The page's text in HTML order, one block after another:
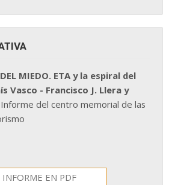
DEL MIEDO. ETA y la espiral del
Vasco - Francisco J. Llera y
Informe del centro memorial de las
INFORME EN PDF